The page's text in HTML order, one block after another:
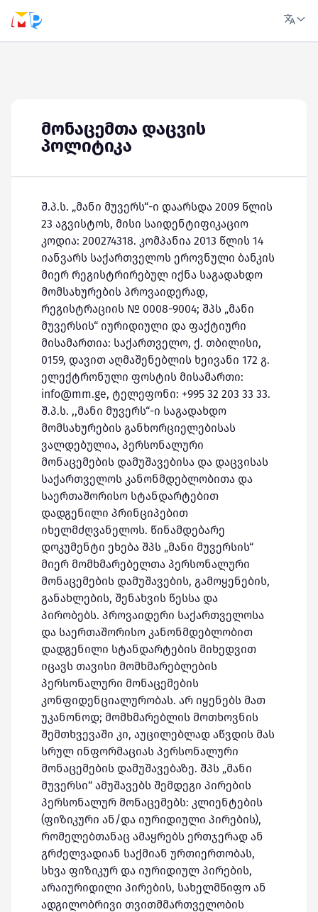
მონაცემთა დაცვის
პოლიტიკა
შ.პ.ს. „მანი მუვერს“-ი დაარსდა 2009 წლის
23 აგვისტოს, მისი საიდენტიფიკაციო
კოდია: 200274318. კომპანია 2013 წლის 14
იანვარს საქართველოს ეროვნული ბანკის
მიერ რეგისტრირებულ იქნა საგადახდო
მომსახურების პროვაიდერად,
რეგისტრაციის № 0008-9004; შპს „მანი
მუვერსის“ იურიდიული და ფაქტიური
მისამართია: საქართველო, ქ. თბილისი,
0159, დავით აღმაშენებლის ხეივანი 172 გ.
ელექტრონული ფოსტის მისამართი:
info@mm.ge, ტელეფონი: +995 32 203 33 33.
შ.პ.ს. ,,მანი მუვერს“-ი საგადახდო
მომსახურების განხორციელებისას
ვალდებულია, პერსონალური
მონაცემების დამუშავებისა და დაცვისას
საქართველოს კანონმდებლობითა და
საერთაშორისო სტანდარტებით
დადგენილი პრინციპებით
იხელმძღვანელოს. წინამდებარე
დოკუმენტი ეხება შპს „მანი მუვერსის“
მიერ მომხმარებელთა პერსონალური
მონაცემების დამუშავების, გამოყენების,
განახლების, შენახვის წესსა და
პირობებს. პროვაიდერი საქართველოსა
და საერთაშორისო კანონმდებლობით
დადგენილი სტანდარტების მიხედვით
იცავს თავისი მომხმარებლების
პერსონალური მონაცემების
კონფიდენციალურობას. არ იყენებს მათ
უკანონოდ; მომხმარებლის მოთხოვნის
შემთხვევაში კი, აუცილებლად აწვდის მას
სრულ ინფორმაციას პერსონალური
მონაცემების დამუშავებაზე. შპს „მანი
მუვერსი“ ამუშავებს შემდეგი პირების
პერსონალურ მონაცემებს: კლიენტების
(ფიზიკური ან/და იურიდიული პირების),
რომელებთანაც ამაყრებს ერთჯერად ან
გრძელვადიან საქმიან ურთიერთობას,
სხვა ფიზიკურ და იურიდიულ პირების,
არაიურიდილი პირების, სახელმწიფო ან
ადგილობრივი თვითმმართველობის